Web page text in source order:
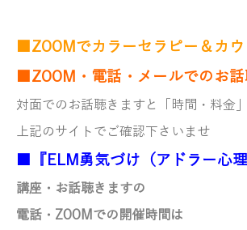
■ZOOMでカラーセラピー＆カ
■ZOOM・電話・メールでのお
対面でのお話聴きますと「時間・料金
上記のサイトでご確認下さいませ
■『ELM勇気づけ（アドラー心理
講座・お話聴きますの
電話・ZOOMでの開催時間は